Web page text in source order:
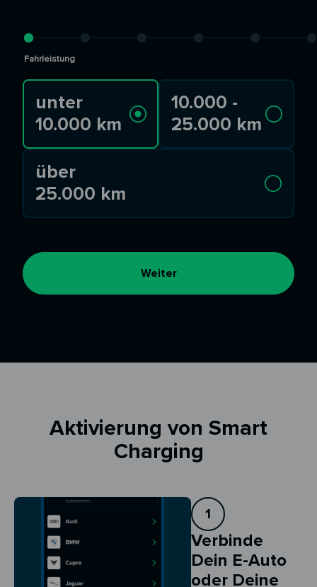
Fahrleistung
unter
10.000 km
10.000 -
25.000 km
über
25.000 km
Weiter
Aktivierung von Smart
Charging
1
Verbinde
Dein E-Auto
oder Deine